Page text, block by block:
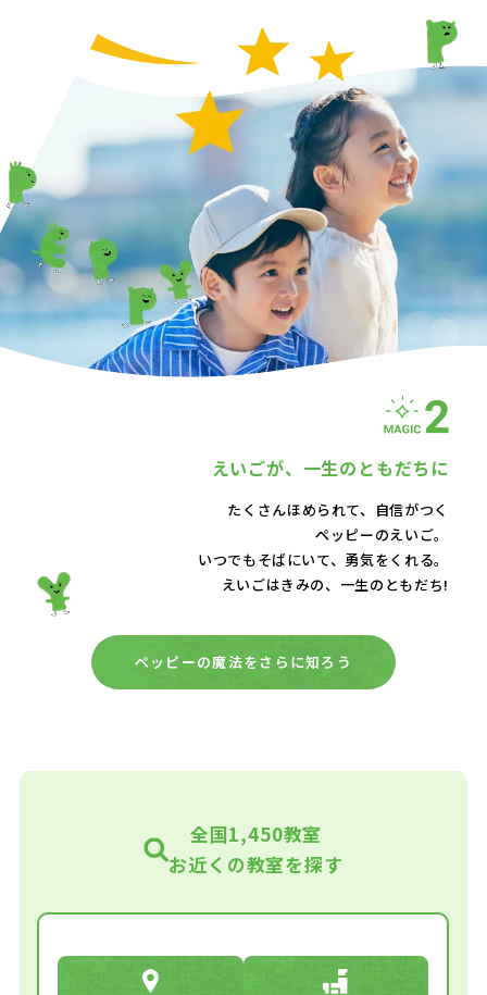
えいごが、 一生のともだちに
たくさんほめられて、自信がつく
ペッピーのえいご。
いつでもそばにいて、 勇気をくれる。
えいごはきみの、一生のともだち!
ペッピーの魔法をさらに知ろう
全国1,450教室
お近くの教室を探す